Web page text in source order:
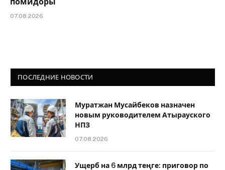
07.08.2026
ПОСЛЕДНИЕ НОВОСТИ
Муратжан Мусайбеков назначен
новым руководителем Атырауского
НПЗ
07.08.2026
Ущерб на 6 млрд теңге: приговор по